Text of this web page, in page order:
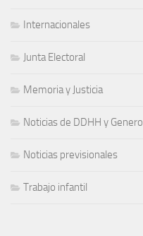
Internacionales
Junta Electoral
Memoria y Justicia
Noticias de DDHH y Genero
Noticias previsionales
Trabajo infantil